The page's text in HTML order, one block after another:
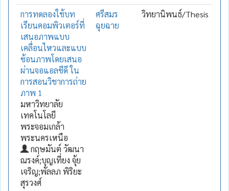
การทดลองใช้บท
เรียนคอมพิวเตอร์ที่
เสนอภาพแบบ
เคลื่อนไหวและแบบ
ซ้อนภาพโดยเสนอ
ผ่านจอแอลซีดี ใน
การสอนวิชาการถ่าย
ภาพ 1
มหาวิทยาลัย
เทคโนโลยี
พระจอมเกล้า
พระนครเหนือ
กฤษมันต์ วัฒนา
ณรงค์;บุญเที่ยง จุ้ย
เจริญ;พัลลภ พิริยะ
สุรวงศ์
ศรีสมร
ฉุยฉาย
วิทยานิพนธ์/Thesis